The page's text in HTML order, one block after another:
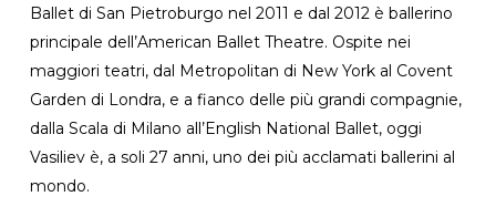
Ballet di San Pietroburgo nel 2011 e dal 2012 è ballerino
principale dell’American Ballet Theatre. Ospite nei
maggiori teatri, dal Metropolitan di New York al Covent
Garden di Londra, e a fianco delle più grandi compagnie,
dalla Scala di Milano all’English National Ballet, oggi
Vasiliev è, a soli 27 anni, uno dei più acclamati ballerini al
mondo.